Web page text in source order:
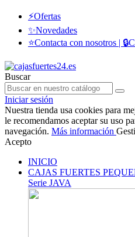
⚡Ofertas
✨Novedades
⭐Contacta con nosotros |
Buscar
Iniciar sesión
Nuestra tienda usa cookies para
le recomendamos aceptar su uso
navegación. Más información
Acepto
INICIO
CAJAS FUERTES
Serie JAVA